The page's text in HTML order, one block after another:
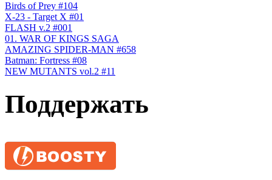
Birds of Prey #104
X-23 - Target X #01
FLASH v.2 #001
01. WAR OF KINGS SAGA
AMAZING SPIDER-MAN #658
Batman: Fortress #08
NEW MUTANTS vol.2 #11
Поддержать